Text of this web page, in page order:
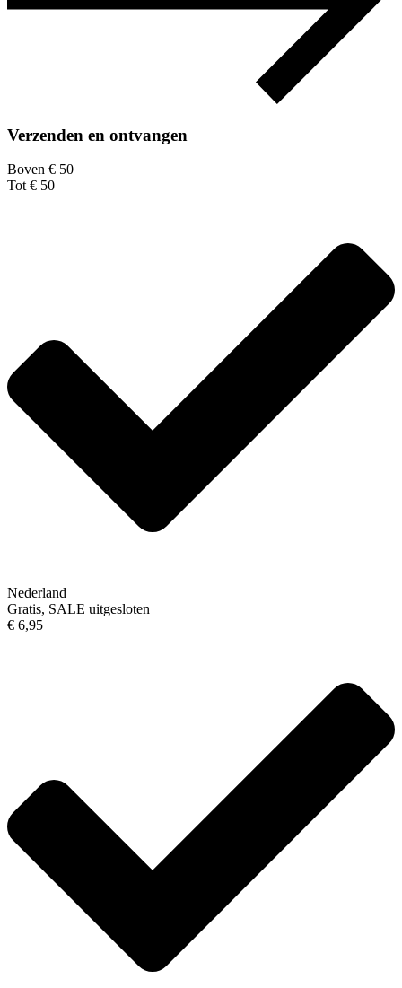
Verzenden en ontvangen
Boven € 50
Tot € 50
Nederland
Gratis, SALE uitgesloten
€ 6,95